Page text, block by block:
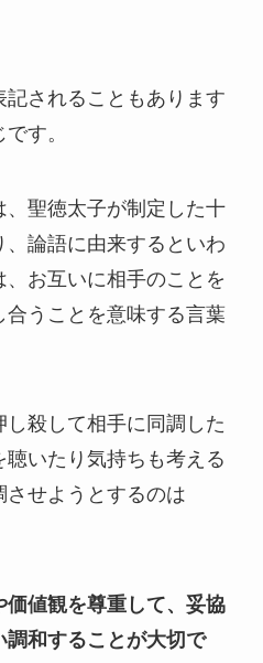
記されることもあります
す。
聖徳太子が制定した十
論語に由来するといわ
お互いに相手のことを
うことを意味する言葉
殺して相手に同調した
聴いたり気持ちも考える
させようとするのは
値観を尊重して、妥協
和することが大切で